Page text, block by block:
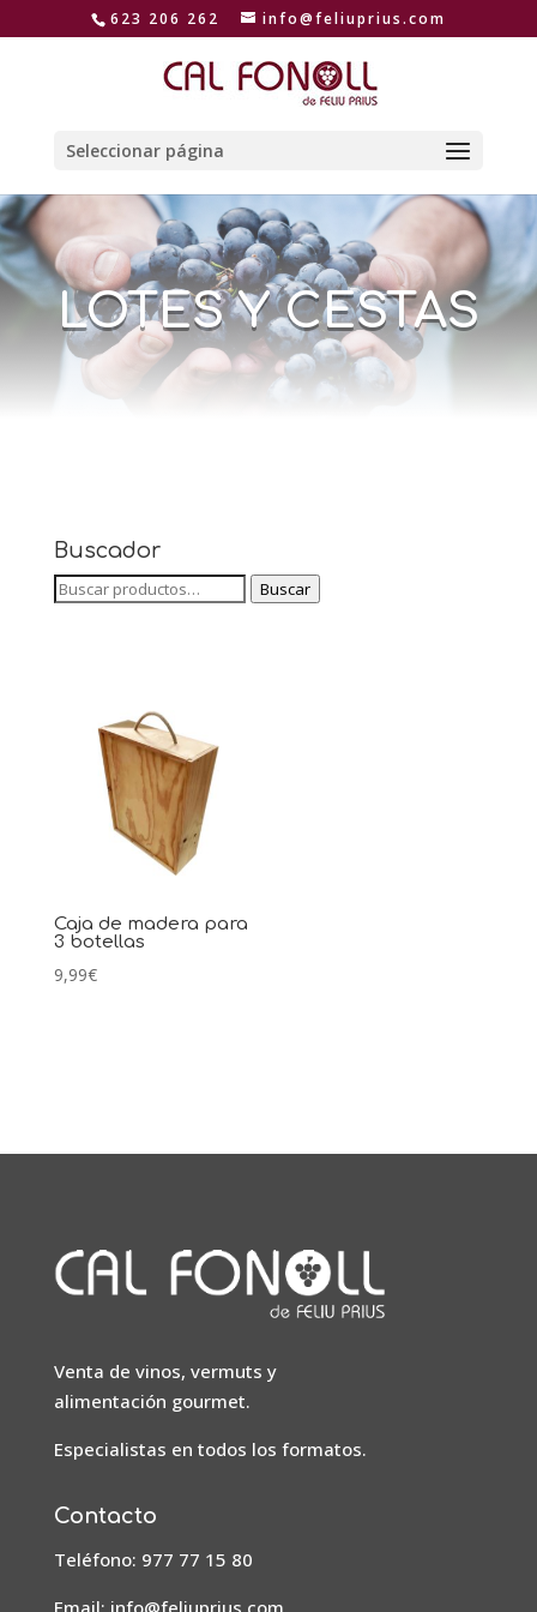
623 206 262 info@feliuprius.com
Seleccionar página
LOTES Y CESTAS
Buscador
Buscar
Buscar
Caja de madera para
3 botellas
9,99€
Venta de vinos, vermuts y
alimentación gourmet.
Especialistas en todos los formatos.
Contacto
Teléfono: 977 77 15 80